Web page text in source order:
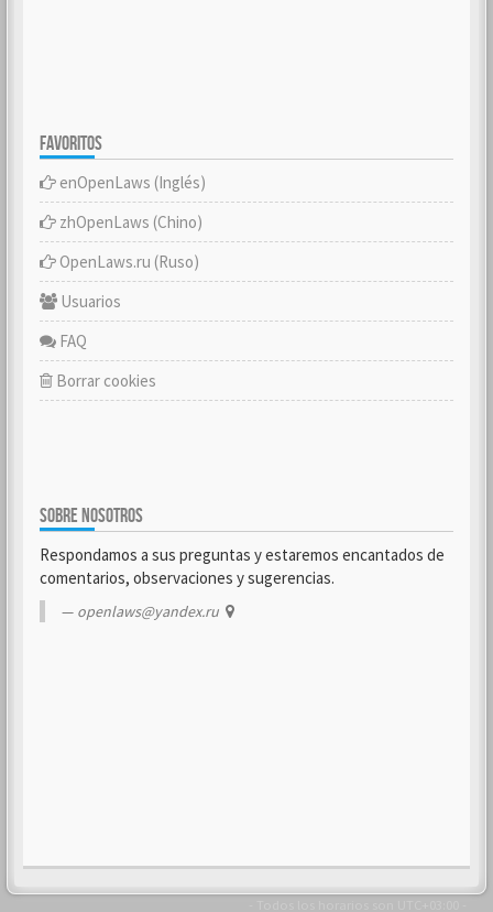
FAVORITOS
enOpenLaws (Inglés)
zhOpenLaws (Chino)
OpenLaws.ru (Ruso)
Usuarios
FAQ
Borrar cookies
SOBRE NOSOTROS
Respondamos a sus preguntas y estaremos encantados de
comentarios, observaciones y sugerencias.
openlaws@yandex.ru